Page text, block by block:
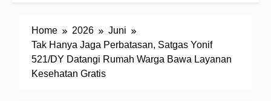
Home 2026
Juni
Tak Hanya Jaga Perbatasan, Satgas Yonif
521/DY Datangi Rumah Warga Bawa Layanan
Kesehatan Gratis